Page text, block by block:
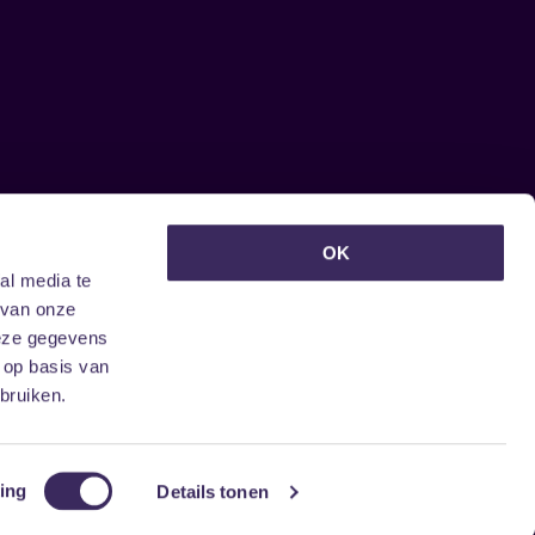
media te
onze
gegevens
basis van
Details tonen
OK
ontvangen?